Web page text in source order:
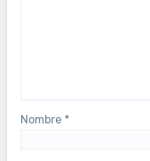
Nombre *